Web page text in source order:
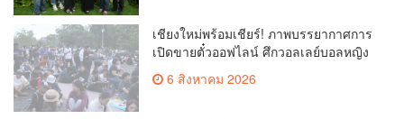
เชียงใหม่พร้อมเชียร์! ภาพบรรยากาศการ
เปิดขายตั๋วออฟไลน์ ศึกวอลเลย์บอลหญิง
6,000 ใบ
6 สิงหาคม 2026